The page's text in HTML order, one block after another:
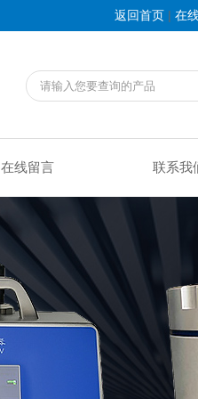
返回首页 | 在
在线留言 联系我